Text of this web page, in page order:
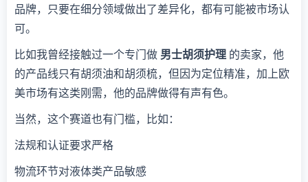
品牌，只要在细分领域做出了差异化，都有可能被市场认
可。
比如我曾经接触过一个专门做 男士胡须护理 的卖家，他
的产品线只有胡须油和胡须梳，但因为定位精准，加上欧
美市场有这类刚需，他的品牌做得有声有色。
当然，这个赛道也有门槛，比如：
法规和认证要求严格
物流环节对液体类产品敏感